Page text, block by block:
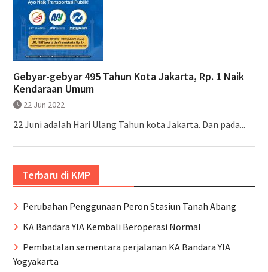
Gebyar-gebyar 495 Tahun Kota Jakarta, Rp. 1 Naik
Kendaraan Umum
22 Jun 2022
22 Juni adalah Hari Ulang Tahun kota Jakarta. Dan pada...
Terbaru di KMP
Perubahan Penggunaan Peron Stasiun Tanah Abang
KA Bandara YIA Kembali Beroperasi Normal
Pembatalan sementara perjalanan KA Bandara YIA
Yogyakarta